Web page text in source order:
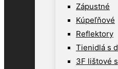
Zápustné
Kúpeľňové
Reflektory
Tienidlá s
3F lištové